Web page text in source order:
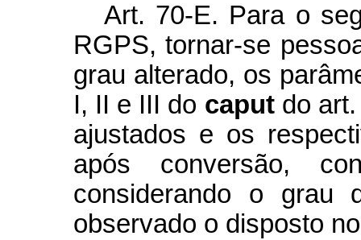
Art. 70-E. Para o
RGPS, tornar-se
grau alterado, os
I, II e III do caput do
ajustados e os
após conversão,
considerando o grau
observado o disposto